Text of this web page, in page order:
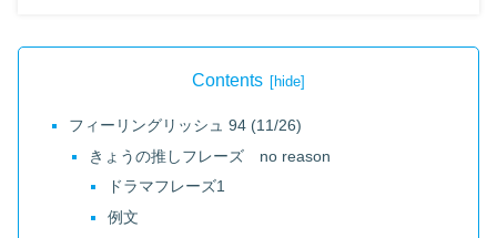
Contents
フィーリングリッシュ 94 (11/26)
きょうの推しフレーズ no reason
ドラマフレーズ1
例文